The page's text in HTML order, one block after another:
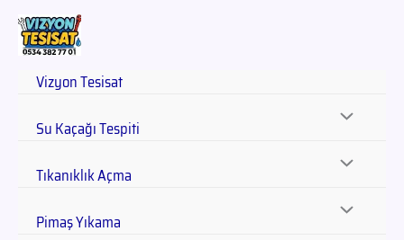
Vizyon Tesisat
Su Kaçağı Tespiti
Tıkanıklık Açma
Pimaş Yıkama